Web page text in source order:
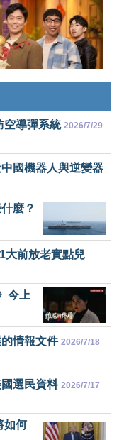
空導彈系統 2026/7/29
國機器人與逆變器
麼？
大前放老實點兒
今上
情報文件 2026/7/18
選民資料 2026/7/17
如何